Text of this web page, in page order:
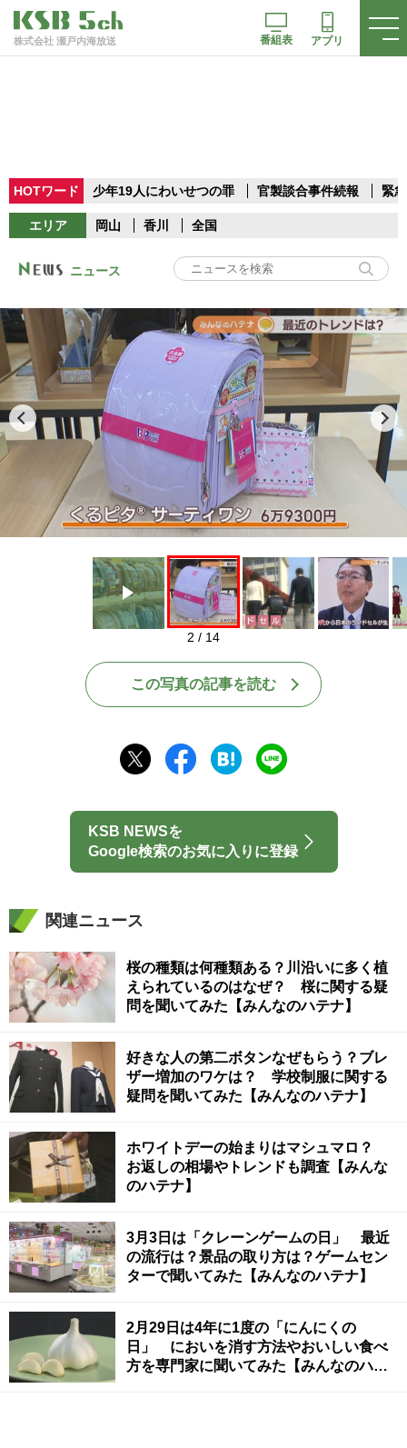
株式会社 瀬戸内海放送 番組表 アプリ
HOTワード 少年19人にわいせつの罪 官製談合事件続報 緊
エリア 岡山 香川 全国
ニュース
Play
2 / 14
この写真の記事を読む
KSB NEWSを
Google検索のお気に入りに登録
関連ニュース
桜の種類は何種類ある？川沿いに多く植
えられているのはなぜ？ 桜に関する疑
問を聞いてみた【みんなのハテナ】
好きな人の第二ボタンなぜもらう？ブレ
ザー増加のワケは？ 学校制服に関する
疑問を聞いてみた【みんなのハテナ】
ホワイトデーの始まりはマシュマロ？
お返しの相場やトレンドも調査【みんな
のハテナ】
3月3日は「クレーンゲームの日」 最近
の流行は？景品の取り方は？ゲームセン
ターで聞いてみた【みんなのハテナ】
2月29日は4年に1度の「にんにくの
日」 においを消す方法やおいしい食べ
方を専門家に聞いてみた【みんなのハテ